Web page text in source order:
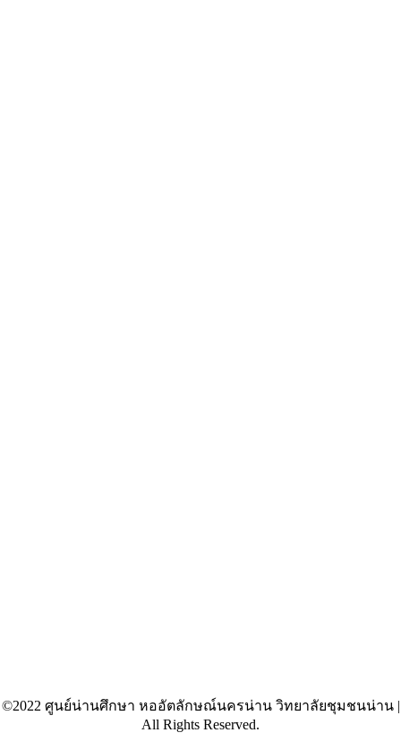
©2022 ศูนย์น่านศึกษา หออัตลักษณ์นครน่าน วิทยาลัยชุมชนน่าน |
All Rights Reserved.